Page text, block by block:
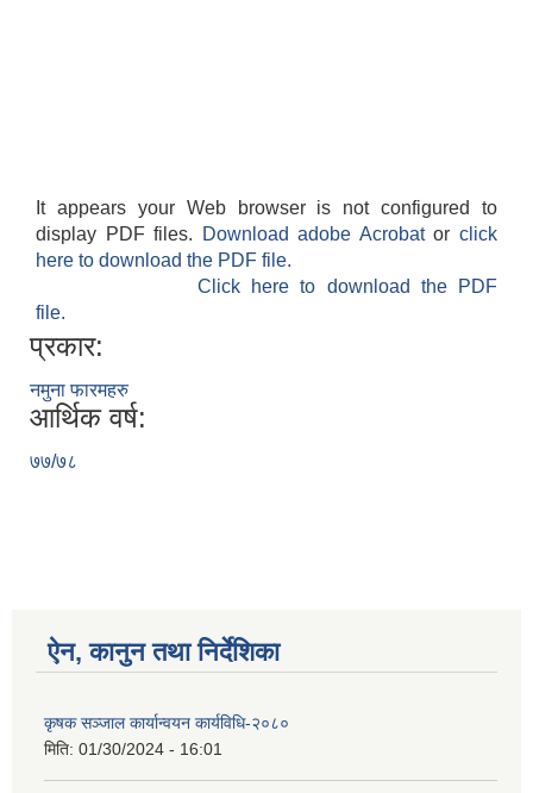
It appears your Web browser is not configured to
display PDF files.
Download adobe Acrobatorclick
here to download the PDF file.
Click here to download the PDF
file.
प्रकार:
नमुना फारमहरु
आर्थिक वर्ष:
७७/७८
ऐन, कानुन तथा निर्देशिका
कृषक सञ्जाल कार्यान्वयन कार्यविधि-२०८०
मिति: 01/30/2024 - 16:01